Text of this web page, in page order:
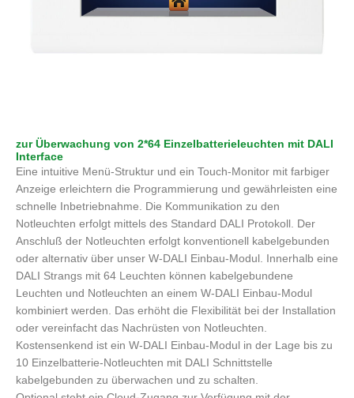
zur Überwachung von 2*64 Einzelbatterieleuchten mit DALI
Interface
Eine intuitive Menü-Struktur und ein Touch-Monitor mit farbiger
Anzeige erleichtern die Programmierung und gewährleisten eine
schnelle Inbetriebnahme. Die Kommunikation zu den
Notleuchten erfolgt mittels des Standard DALI Protokoll. Der
Anschluß der Notleuchten erfolgt konventionell kabelgebunden
oder alternativ über unser W-DALI Einbau-Modul. Innerhalb eine
DALI Strangs mit 64 Leuchten können kabelgebundene
Leuchten und Notleuchten an einem W-DALI Einbau-Modul
kombiniert werden. Das erhöht die Flexibilität bei der Installation
oder vereinfacht das Nachrüsten von Notleuchten.
Kostensenkend ist ein W-DALI Einbau-Modul in der Lage bis zu
10 Einzelbatterie-Notleuchten mit DALI Schnittstelle
kabelgebunden zu überwachen und zu schalten.